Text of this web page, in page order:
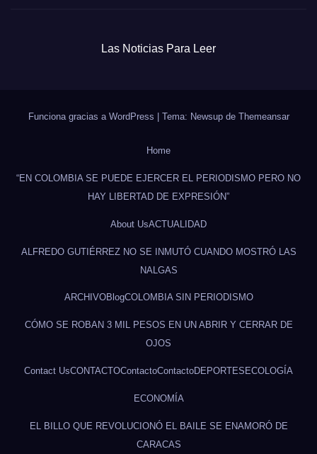
Las Noticias Para Leer
Funciona gracias a WordPress Tema: Newsup de Themeansar
Home
“EN COLOMBIA SE PUEDE EJERCER EL PERIODISMO PERO NO
HAY LIBERTAD DE EXPRESIÓN”
About UsACTUALIDAD
ALFREDO GUTIÉRREZ NO SE INMUTÓ CUANDO MOSTRÓ LAS
NALGAS
ARCHIVOBlogCOLOMBIA SIN PERIODISMO
CÓMO SE ROBAN 3 MIL PESOS EN UN ABRIR Y CERRAR DE
OJOS
Contact UsCONTACTOContactoContactoDEPORTES ECOLOGÍA
ECONOMÍA
EL BILLO QUE REVOLUCIONÓ EL BAILE SE ENAMORÓ DE
CARACAS